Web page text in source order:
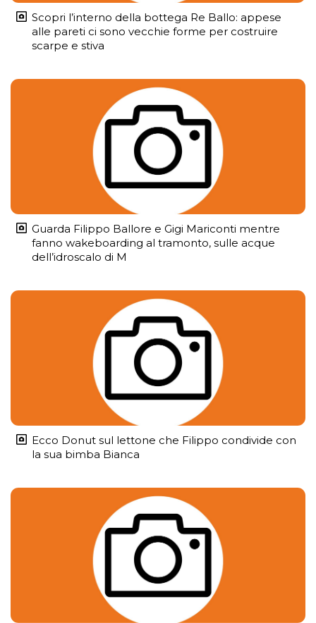
Scopri l’interno della bottega Re Ballo: appese
alle pareti ci sono vecchie forme per costruire
scarpe e stiva
Guarda Filippo Ballore e Gigi Mariconti mentre
fanno wakeboarding al tramonto, sulle acque
dell’idroscalo di M
Ecco Donut sul lettone che Filippo condivide con
la sua bimba Bianca